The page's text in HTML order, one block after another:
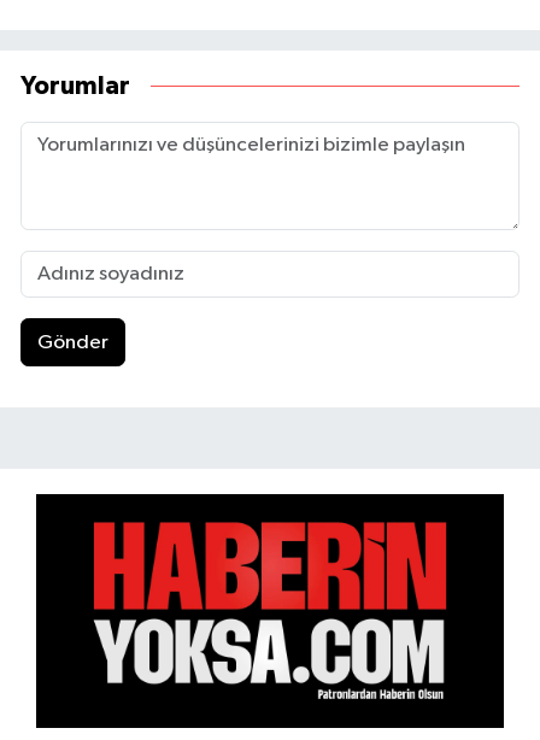
Yorumlar
Gönder